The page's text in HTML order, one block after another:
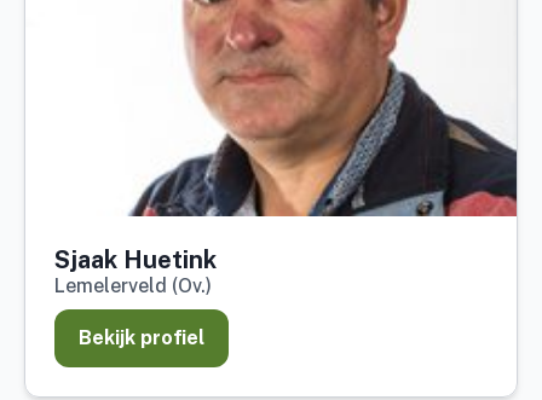
Sjaak Huetink
Lemelerveld (Ov.)
Bekijk profiel